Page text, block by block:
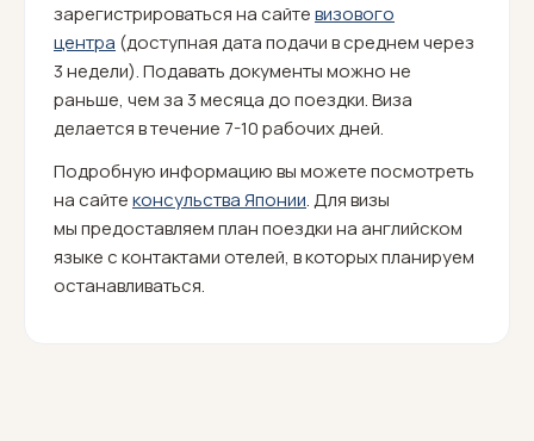
зарегистрироваться на сайтевизового
центра (доступная дата подачи в среднем через
3 недели). Подавать документы можно не
раньше, чем за 3 месяца до поездки. Виза
делается в течение 7-10 рабочих дней.
Подробную информацию вы можете посмотреть
на сайтеконсульства Японии. Для визы
мы предоставляем план поездки на английском
языке с контактами отелей, в которых планируем
останавливаться.